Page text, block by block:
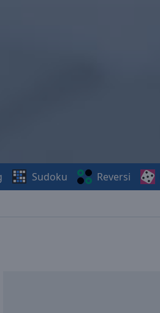
Sudoku Reversi